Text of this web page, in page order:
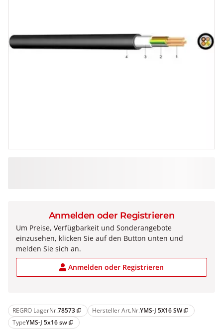
REGRO LagerNr.78573 content_copy Hersteller Art.Nr.YMS-J 5X16 SW content_copy
TypeYMS-J 5x16 sw content_copy
Anmelden oder Registrieren
Um Preise, Verfügbarkeit und Sonderangebote
einzusehen, klicken Sie auf den Button unten und
melden Sie sich an.
Anmelden oder Registrieren